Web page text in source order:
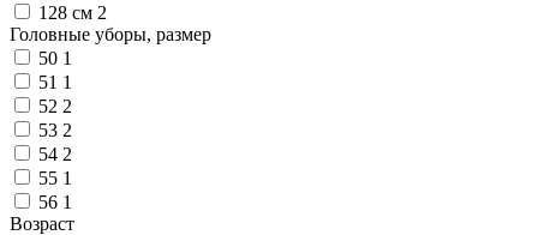
128 см 2
Головные уборы, размер
50 1
51 1
52 2
53 2
54 2
55 1
56 1
Возраст